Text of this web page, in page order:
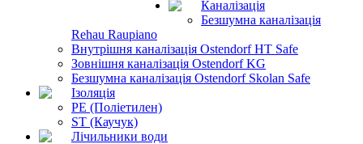
Каналізація
Безшумна каналізація
Rehau Raupiano
Внутрішня каналізація Ostendorf HT Safe
Зовнішня каналізація Ostendorf KG
Безшумна каналізація Ostendorf Skolan Safe
Ізоляція
PE (Поліетилен)
ST (Каучук)
Лічильники води